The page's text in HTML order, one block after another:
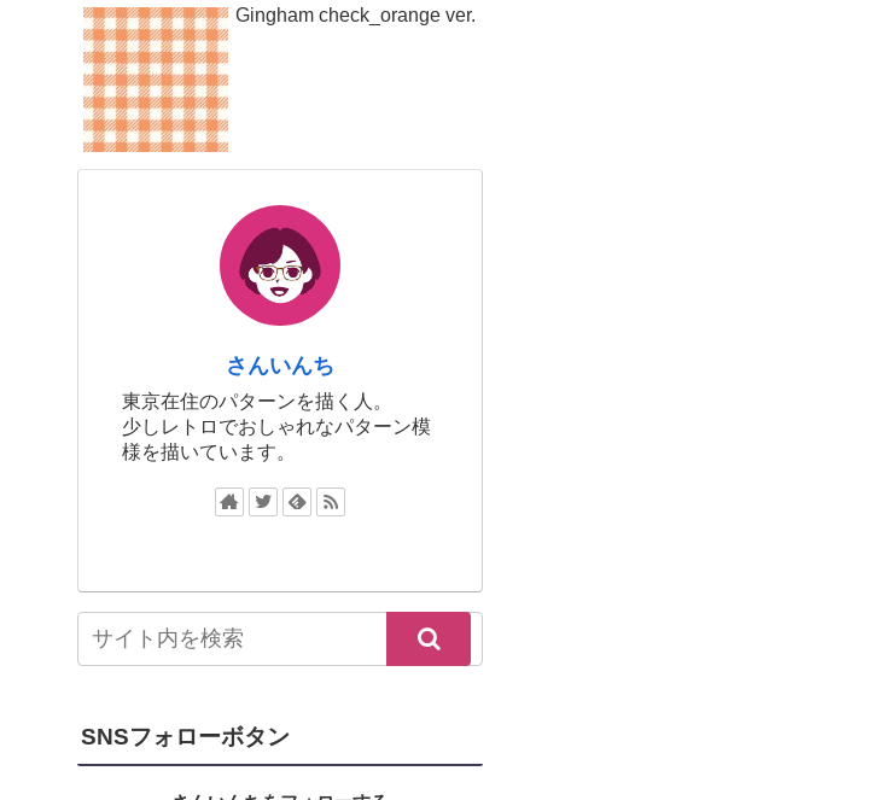
Gingham check_orange ver.
さんいんち
東京在住のパターンを描く人。
少しレトロでおしゃれなパターン模
様を描いています。
SNSフォローボタン